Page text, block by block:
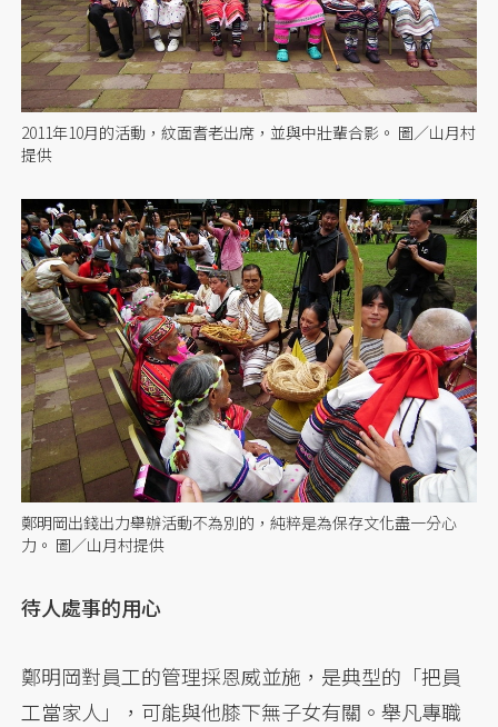
2011年10月的活動，紋面耆老出席，並與中壯輩合影。 圖／山月村
提供
鄭明岡出錢出力舉辦活動不為別的，純粹是為保存文化盡一分心
力。 圖／山月村提供
待人處事的用心
鄭明岡對員工的管理採恩威並施，是典型的「把員
工當家人」，可能與他膝下無子女有關。舉凡專職